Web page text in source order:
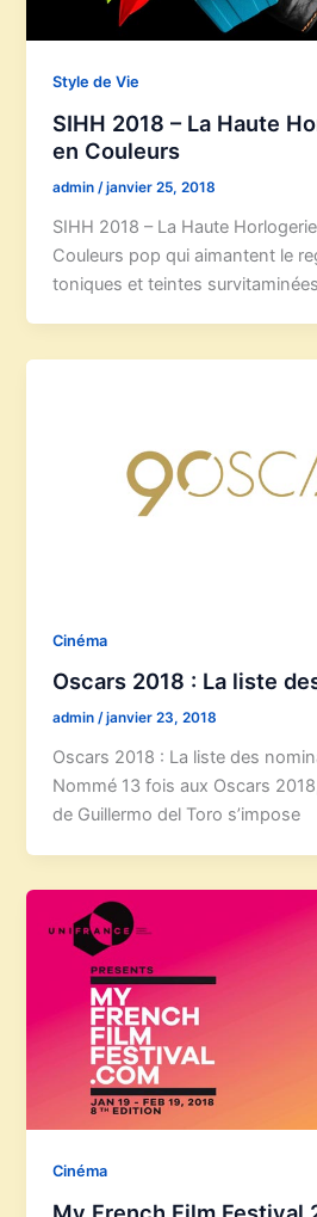
Style de Vie
SIHH 2018 – La Haute
en Couleurs
admin /janvier 25, 2018
SIHH 2018 – La Haute
Couleurs pop qui aimantent le
toniques et teintes survitaminées
Cinéma
Oscars 2018 : La liste
admin/janvier 23, 2018
Oscars 2018 : La liste des
Nommé 13 fois aux Oscars
de Guillermo del Toro s’impose
Cinéma